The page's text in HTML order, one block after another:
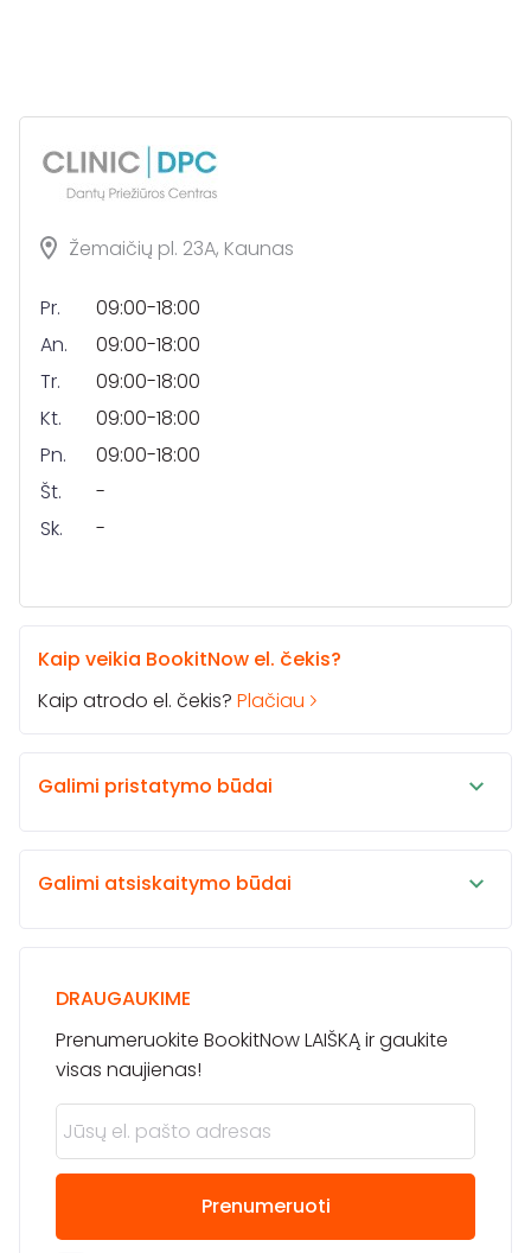
Žemaičių pl. 23A, Kaunas
Pr.
09:00-18:00
An.
09:00-18:00
Tr.
09:00-18:00
Kt.
09:00-18:00
Pn.
09:00-18:00
Št.
-
Sk.
-
Kaip veikia BookitNow el. čekis?
Kaip atrodo el. čekis? Plačiau
Galimi pristatymo būdai
Galimi atsiskaitymo būdai
DRAUGAUKIME
Prenumeruokite BookitNow LAIŠKĄ ir gaukite
visas naujienas!
Prenumeruoti